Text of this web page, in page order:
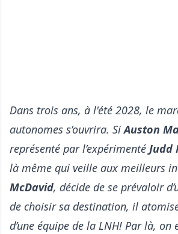
Dans trois ans, à l'été 2028, le
autonomes s’ouvrira. SiAuston
représenté par l’expérimenté Judd
là même qui veille aux meilleurs
McDavid, décide de se prévaloir
de choisir sa destination, il
d’une équipe de la LNH! Par là, on